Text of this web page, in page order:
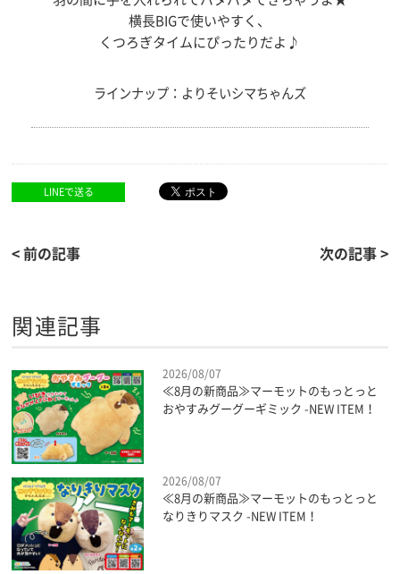
横長BIGで使いやすく、
くつろぎタイムにぴったりだよ♪
ラインナップ：よりそいシマちゃんズ
LINEで送る
< 前の記事 次の記事 >
関連記事
2026/08/07
≪8月の新商品≫マーモットのもっとっと
おやすみグーグーギミック -NEW ITEM！
2026/08/07
≪8月の新商品≫マーモットのもっとっと
なりきりマスク -NEW ITEM！